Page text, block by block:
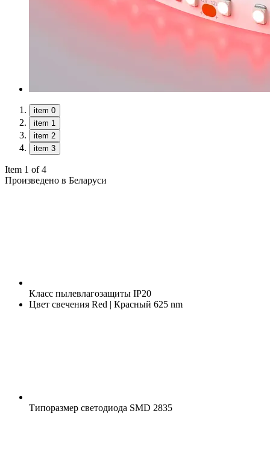
item 0
item 1
item 2
item 3
Item 1 of 4
Произведено в Беларуси
Класс пылевлагозащиты IP20
Цвет свечения Red | Красный 625 nm
Типоразмер светодиода SMD 2835